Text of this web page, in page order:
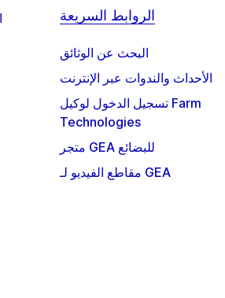
الروابط السريعة
البحث عن الوثائق
الأحداث والندوات عبر الإنترنت
تسجيل الدخول لوكيل Farm
Technologies
متجر GEA للبضائع
مقاطع الفيديو لـ GEA